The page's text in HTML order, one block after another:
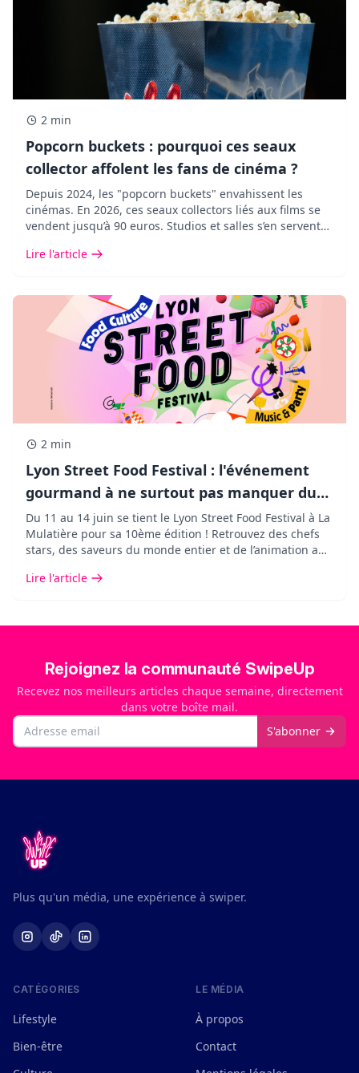
2 min
Popcorn buckets : pourquoi ces seaux
collector affolent les fans de cinéma ?
Depuis 2024, les "popcorn buckets" envahissent les
cinémas. En 2026, ces seaux collectors liés aux films se
vendent jusqu’à 90 euros. Studios et salles s’en servent
sorties majeures.
Lire l'article
2 min
Lyon Street Food Festival : l'événement
gourmand à ne surtout pas manquer du
11 au 14 juin 2026 !
Du 11 au 14 juin se tient le Lyon Street Food Festival à La
Mulatière pour sa 10ème édition ! Retrouvez des chefs
stars, des saveurs du monde entier et de l’animation aux
Lire l'article
Rejoignez la communauté SwipeUp
Recevez nos meilleurs articles chaque semaine, directement
dans votre boîte mail.
Email S'abonner
Plus qu'un média, une expérience à swiper.
CATÉGORIES
Lifestyle
Bien-être
LE MÉDIA
À propos
Contact